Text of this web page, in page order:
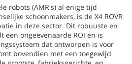
robots (AMR's) al enige tijd
schoonmakers, is de X4 ROVR
in deze sector. Dit robuuste en
ongeëvenaarde ROI en is
dat ontworpen is voor
bovendien met een toegewijd